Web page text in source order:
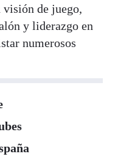
visión de juego,
y liderazgo en
numerosos